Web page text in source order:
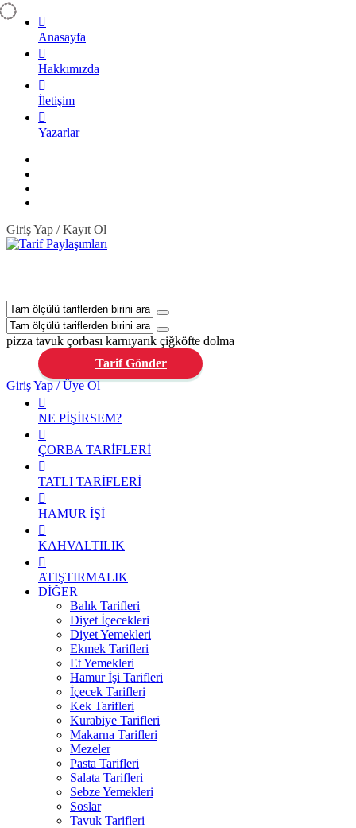
Anasayfa
Hakkımızda
İletişim
Yazarlar
Giriş Yap / Kayıt Ol
pizza tavuk çorbası karnıyarık çiğköfte dolma
Tarif Gönder
Giriş Yap / Üye Ol
NE PİŞİRSEM?
ÇORBA TARİFLERİ
TATLI TARİFLERİ
HAMUR İŞİ
KAHVALTILIK
ATIŞTIRMALIK
DİĞER
Balık Tarifleri
Diyet İçecekleri
Diyet Yemekleri
Ekmek Tarifleri
Et Yemekleri
Hamur İşi Tarifleri
İçecek Tarifleri
Kek Tarifleri
Kurabiye Tarifleri
Makarna Tarifleri
Mezeler
Pasta Tarifleri
Salata Tarifleri
Sebze Yemekleri
Soslar
Tavuk Tarifleri